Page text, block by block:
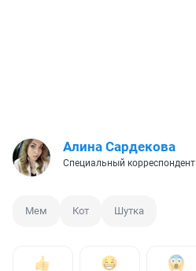
Алина Сардекова
Специальный корреспондент
Мем Кот Шутка